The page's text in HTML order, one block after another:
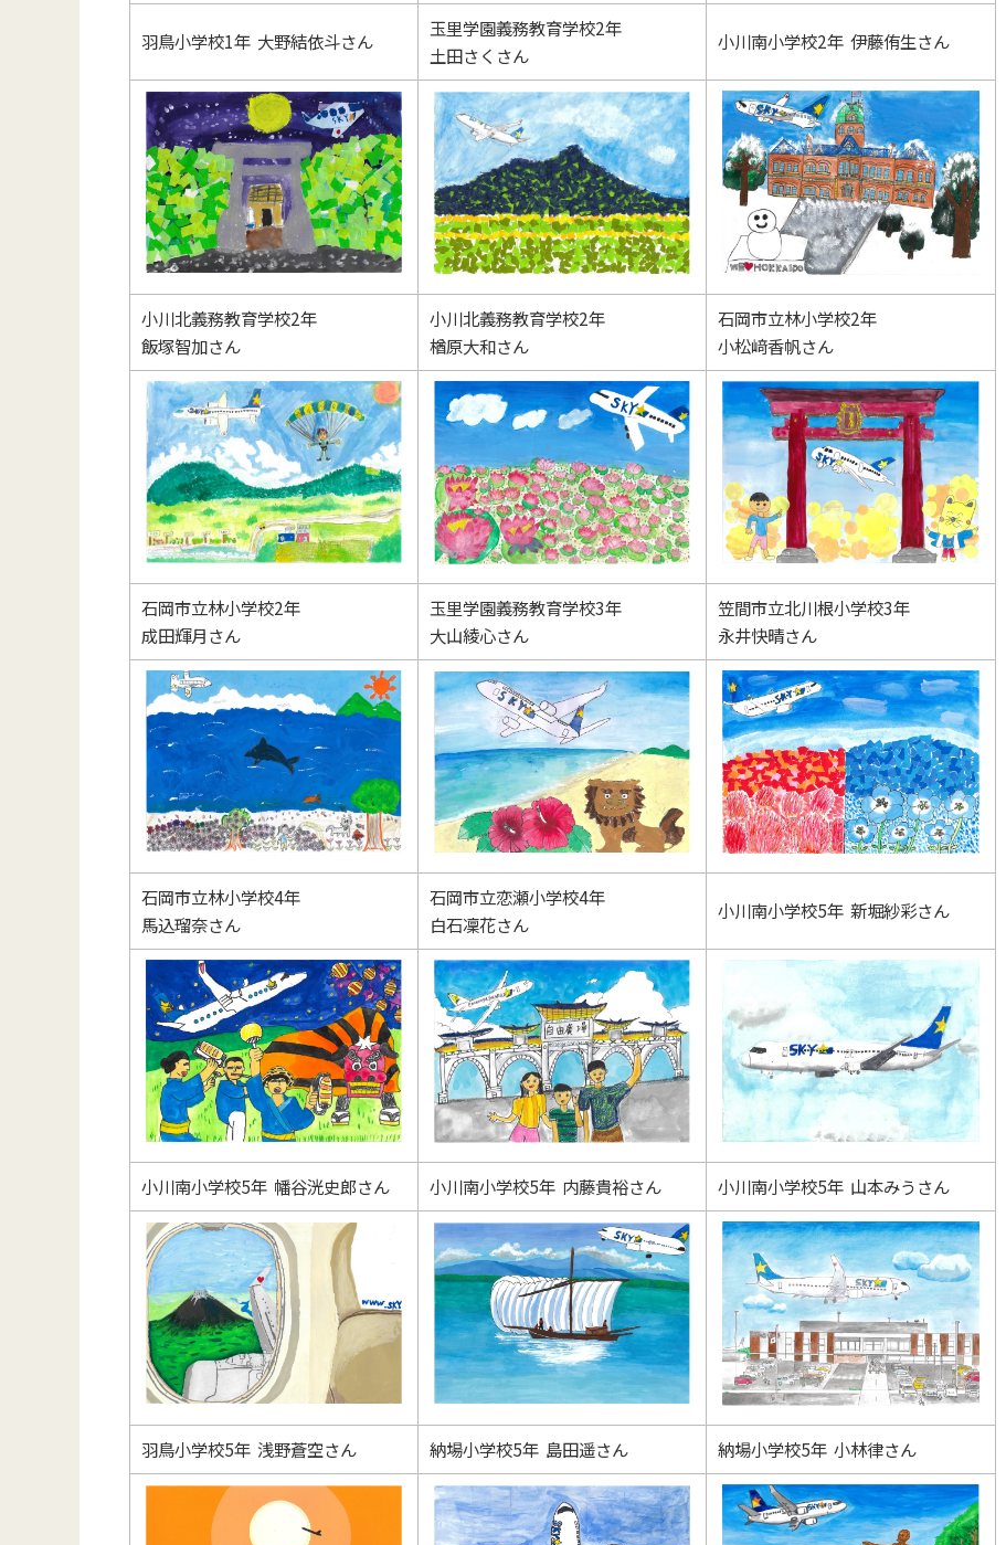
羽鳥小学校1年 大野結依斗さん
玉里学園義務教育学校2年
土田さくさん
小川南小学校2年 伊藤侑生さん
小川北義務教育学校2年
飯塚智加さん
小川北義務教育学校2年
楢原大和さん
石岡市立林小学校2年
小松﨑香帆さん
石岡市立林小学校2年
成田輝月さん
玉里学園義務教育学校3年
大山綾心さん
笠間市立北川根小学校3年
永井快晴さん
石岡市立林小学校4年
馬込瑠奈さん
石岡市立恋瀬小学校4年
白石凜花さん
小川南小学校5年 新堀紗彩さん
小川南小学校5年 幡谷洸史郎さん 小川南小学校5年 内藤貴裕さん 小川南小学校5年 山本みうさん
羽鳥小学校5年 浅野蒼空さん 納場小学校5年 島田遥さん 納場小学校5年 小林律さん